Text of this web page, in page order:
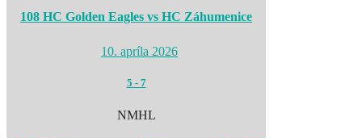
108 HC Golden Eagles vs HC Záhumenice
10. apríla 2026
5 - 7
NMHL